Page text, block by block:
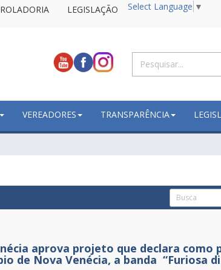
LEGISLAÇÃO Select Language ▼
VEREADORES TRANSPARÊNCIA
aprova projeto que declara
de Nova Venécia, a banda “Furiosa di